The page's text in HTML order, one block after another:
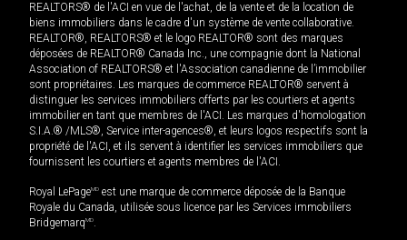
REALTORS® de l'ACI en vue de l'achat, de la vente et de la location de
biens immobiliers dans le cadre d'un système de vente collaborative.
REALTOR®, REALTORS® et le logo REALTOR® sont des marques
déposées de REALTOR® Canada Inc., une compagnie dont la National
Association of REALTORS® et l'Association canadienne de l’immobilier
sont propriétaires. Les marques de commerce REALTOR® servent à
distinguer les services immobiliers offerts par les courtiers et agents
immobilier en tant que membres de l'ACI. Les marques d'homologation
S.I.A.® /MLS®, Service inter-agences®, et leurs logos respectifs sont la
propriété de l'ACI, et ils servent à identifier les services immobiliers que
fournissent les courtiers et agents membres de l'ACI.
Royal LePageMD est une marque de commerce déposée de la Banque
Royale du Canada, utilisée sous licence par les Services immobiliers
BridgemarqMD.